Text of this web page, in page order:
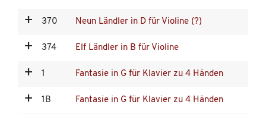
370 Neun Ländler in D für Violine (?)
374 Elf Ländler in B für Violine
1 Fantasie in G für Klavier zu 4 Händen
1B Fantasie in G für Klavier zu 4 Händen